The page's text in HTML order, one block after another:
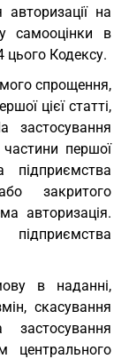
на
самооцінки в
цього Кодексу.
спрощення,
цієї статті,
застосування
першої
підприємства
закритого
авторизація.
в наданні,
скасування
центрального